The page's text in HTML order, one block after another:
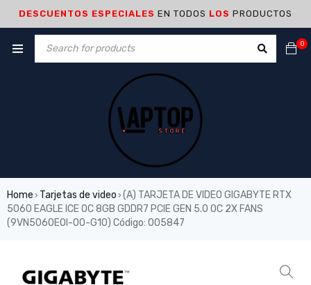
DESCUENTOS ESPECIALES EN TODOS LOS PRODUCTOS
0
Home › Tarjetas de video › (A) TARJETA DE VIDEO GIGABYTE RTX
5060 EAGLE ICE OC 8GB GDDR7 PCIE GEN 5.0 OC 2X FANS
(9VN5060EOI-00-G10) Código: 005847